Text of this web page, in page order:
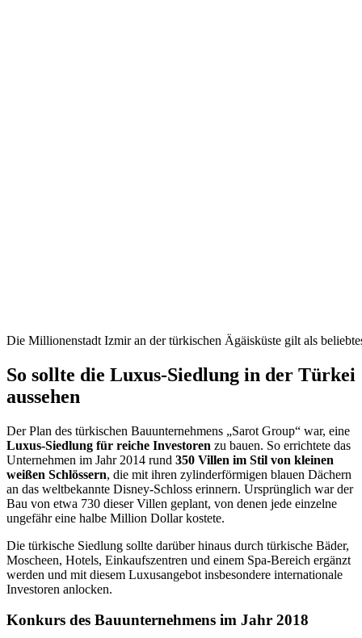
Die Millionenstadt Izmir an der türkischen Ägäisküste gilt als
So sollte die Luxus-Siedlung in der Türkei
aussehen
Der Plan des türkischen Bauunternehmens „Sarot Group“ war, eine
Luxus-Siedlung für reiche Investoren zu bauen. So errichtete das
Unternehmen im Jahr 2014 rund 350 Villen im Stil von kleinen
weißen Schlössern, die mit ihren zylinderförmigen blauen Dächern
an das weltbekannte Disney-Schloss erinnern. Ursprünglich war der
Bau von etwa 730 dieser Villen geplant, von denen jede einzelne
ungefähr eine halbe Million Dollar kostete.
Die türkische Siedlung sollte darüber hinaus durch türkische Bäder,
Moscheen, Hotels, Einkaufszentren und einem Spa-Bereich ergänzt
werden und mit diesem Luxusangebot insbesondere internationale
Investoren anlocken.
Konkurs des Bauunternehmens im Jahr 2018